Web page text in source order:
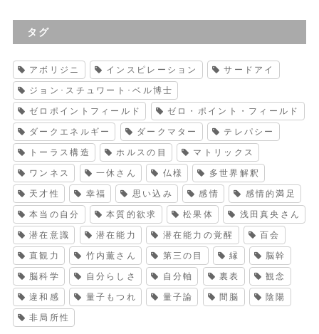
タグ
アボリジニ インスピレーション サードアイ
ジョン･スチュワート･ベル博士
ゼロポイントフィールド ゼロ・ポイント・フィールド
ダークエネルギー ダークマター テレパシー
トーラス構造 ホルスの目 マトリックス
ワンネス 一休さん 仏様 多世界解釈
天才性 幸福 思い込み 感情 感情的満足
本当の自分 本質的欲求 松果体 浅田真央さん
潜在意識 潜在能力 潜在能力の覚醒 百会
直観力 竹内薫さん 第三の目 縁 脳幹
脳科学 自分らしさ 自分軸 裏表 観念
違和感 量子もつれ 量子論 間脳 陰陽
非局所性